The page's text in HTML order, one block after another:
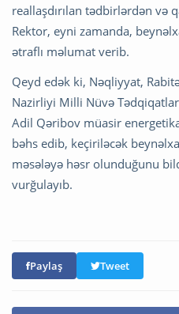
reallaşdırılan tədbirlərdən və
Rektor, eyni zamanda,
ətraflı məlumat verib.
Qeyd edək ki, Nəqliyyat,
Nazirliyi Milli Nüvə
Adil Qəribov müasir
bəhs edib, keçiriləcək
məsələyə həsr olunduğunu
vurğulayıb.
Paylaş Tweet